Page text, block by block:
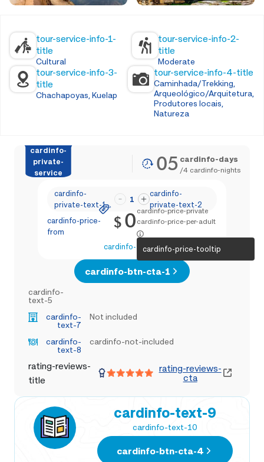
tour-service-info-1-
title
Cultural
tour-service-info-2-
title
Moderate
tour-service-info-3-
title
Chachapoyas, Kuelap
tour-service-info-4-title
Caminhada/Trekking,
Arqueológico/Arquitetura,
Produtores locais,
Natureza
cardinfo-
private-
service
05 cardinfo-days
/4 cardinfo-nights
cardinfo-
private-text-1
1
cardinfo-
private-text-2
cardinfo-price-
from
$0 cardinfo-price-private
cardinfo-price-per-adult
cardinfo-price-tooltip
cardinfo-text-4
cardinfo-btn-cta-1
cardinfo-
text-5
cardinfo-
text-7
Not included
cardinfo-
text-8
cardinfo-not-included
rating-reviews-
title
rating-reviews-
cta
cardinfo-text-9
cardinfo-text-10
cardinfo-btn-cta-4